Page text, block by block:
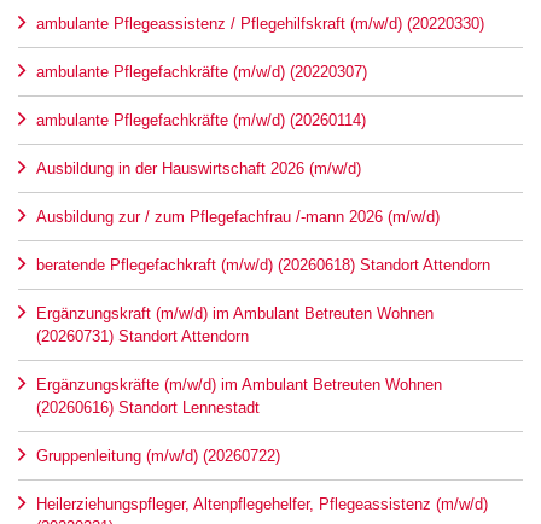
ambulante Pflegeassistenz / Pflegehilfskraft (m/w/d) (20220330)
ambulante Pflegefachkräfte (m/w/d) (20220307)
ambulante Pflegefachkräfte (m/w/d) (20260114)
Ausbildung in der Hauswirtschaft 2026 (m/w/d)
Ausbildung zur / zum Pflegefachfrau /-mann 2026 (m/w/d)
beratende Pflegefachkraft (m/w/d) (20260618) Standort Attendorn
Ergänzungskraft (m/w/d) im Ambulant Betreuten Wohnen
(20260731) Standort Attendorn
Ergänzungskräfte (m/w/d) im Ambulant Betreuten Wohnen
(20260616) Standort Lennestadt
Gruppenleitung (m/w/d) (20260722)
Heilerziehungspfleger, Altenpflegehelfer, Pflegeassistenz (m/w/d)